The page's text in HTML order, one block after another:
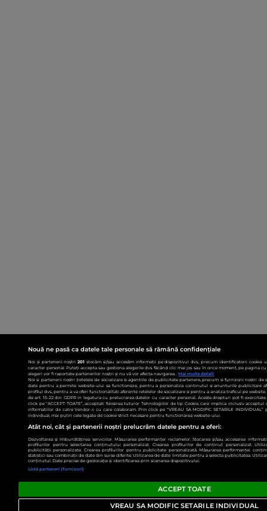
Nouă ne pasă ca datele tale personale să rămână confidențiale
Noi și partenerii noștri201 stocăm și/sau accesăm informații pe dispozitivul dvs., precum identificatorii
caracter personal. Puteți accepta sau gestiona alegerile dvs. făcând clic mai jos sau în orice moment, pe pagina
alegeri vor fi raportate partenerilor noștri și nu vă vor afecta navigarea.
Mai multe detalii
Noi si partenerii nostri (retelele de socializare si agentiile de publicitate partenere, precum si furnizorii nostri de
date pentru a permite website-ului sa functioneze, pentru a personaliza continutul si anunturile publicitare
profilul dvs., pentru a va oferi functionalitati aferente retelelor de socializare si pentru a analiza traficul pe
de art. 15-22 din GDPR in legatura cu prelucrarea datelor cu caracter personal. Aceste drepturi pot fi
click pe “ACCEPT TOATE”, acceptati folosirea tuturor Tehnologiilor de tip Cookie, care implica inclusiv acceptul
informatiilor de catre Vendor-ii cu care colaboram. Prin click pe “VREAU SA MODIFIC SETARILE
individual, mai putin cele legate de cookie strict necesare pentru functionarea website-ului.
Atât noi, cât și partenerii noștri prelucrăm datele pentru a oferi:
Dezvoltarea și îmbunătățirea serviciilor. Măsurarea performanței reclamelor. Stocarea și/sau accesarea
profilurilor pentru selectarea conținutului personalizat. Crearea profilurilor de conținut personalizat.
publicității personalizate. Crearea profilurilor pentru publicitate personalizată. Măsurarea performanței
statistici sau combinații de date din surse diferite. Utilizarea de date limitate pentru a selecta publicitatea.
conținutul. Date precise de geolocație și identificarea prin scanarea dispozitivului.
Listă parteneri (furnizori)
ACCEPT TOATE
VREAU SA MODIFIC SETARILE INDIVIDUAL